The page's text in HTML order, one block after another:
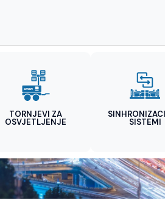
TORNJEVI ZA
OSVJETLJENJE SISTEMI